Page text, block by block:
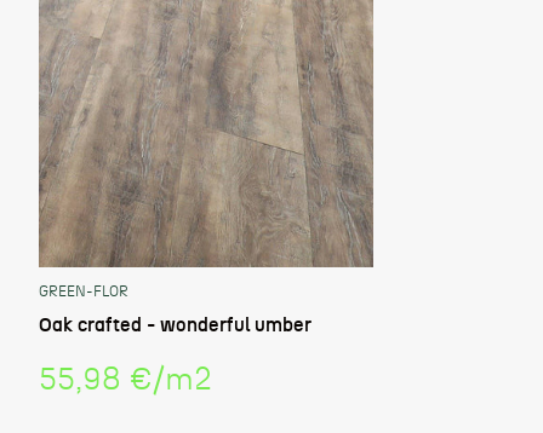
GREEN-FLOR
Oak crafted - wonderful umber
Stückpreis
55,98 €/m2